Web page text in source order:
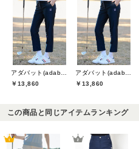
￥13,860
￥13,860
この商品と同じアイテムランキング